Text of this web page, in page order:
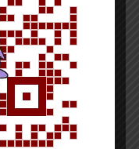
wacana.org –
Utara...